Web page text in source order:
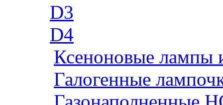
D3
D4
Ксеноновые лампы
Галогенные